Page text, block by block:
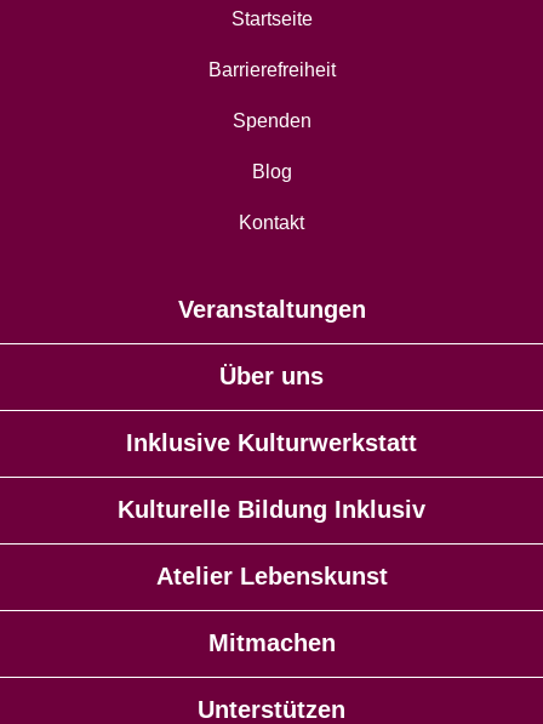
Startseite
Barrierefreiheit
Spenden
Blog
Kontakt
Veranstaltungen
Über uns
Inklusive Kulturwerkstatt
Kulturelle Bildung Inklusiv
Atelier Lebenskunst
Mitmachen
Unterstützen